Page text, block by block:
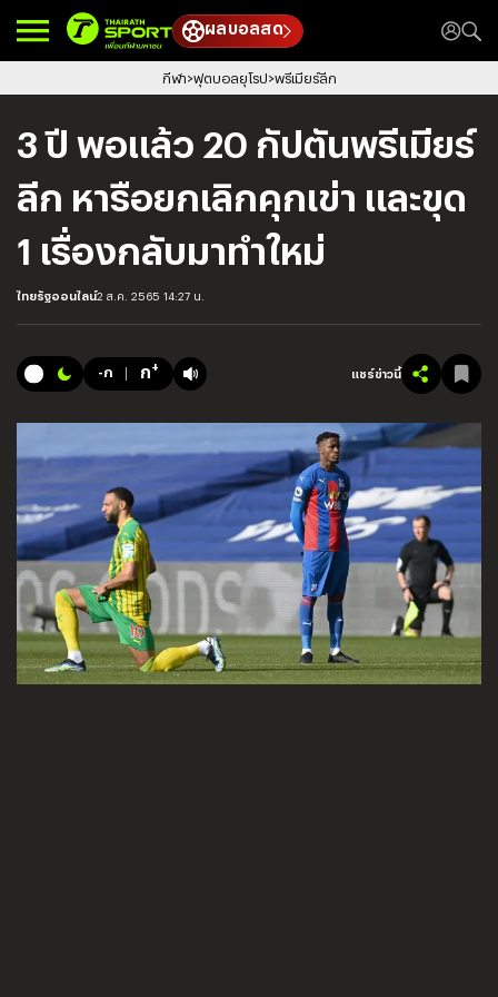
ผลบอลสด
กีฬา ฟุตบอลยุโรป พรีเมียร์ลีก
3 ปี พอแล้ว 20 กัปตันพรีเมียร์
ลีก หารือยกเลิกคุกเข่า และขุด
1 เรื่องกลับมาทำใหม่
ไทยรัฐออนไลน์2 ส.ค. 2565 14:27 น.
-ก ก+ แชร์ข่าวนี้